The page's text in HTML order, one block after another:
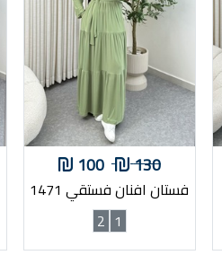
130
100
فستان افنان فستقي 1471
1
2